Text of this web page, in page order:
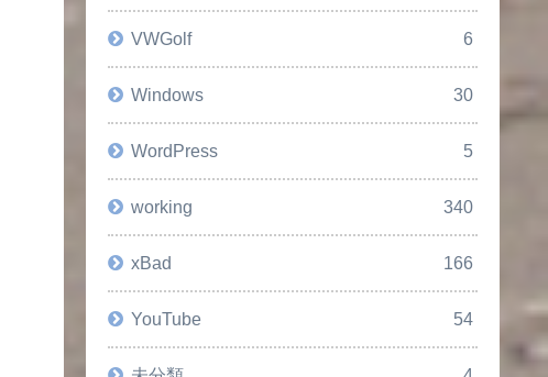
VWGolf 6
Windows 30
WordPress 5
working 340
xBad 166
YouTube 54